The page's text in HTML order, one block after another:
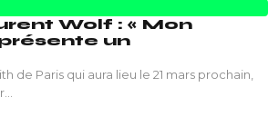
Wolf : « Mon
un
de Paris qui aura lieu le 21 mars prochain,